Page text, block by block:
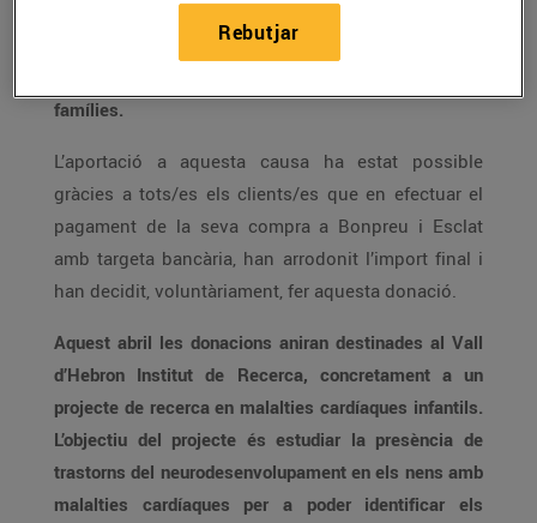
Els beneficiaris seran aproximadament uns 4.000
famílies.
L’aportació a aquesta causa ha estat possible
gràcies a tots/es els clients/es que en efectuar el
pagament de la seva compra a Bonpreu i Esclat
amb targeta bancària, han arrodonit l’import final i
han decidit, voluntàriament, fer aquesta donació.
Aquest abril les donacions aniran destinades al Vall
d’Hebron Institut de Recerca, concretament a un
projecte de recerca en malalties cardíaques infantils.
L’objectiu del projecte és estudiar la presència de
trastorns del neurodesenvolupament en els nens amb
malalties cardíaques per a poder identificar els
Rebutjar